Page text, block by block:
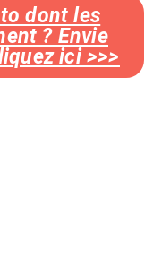
dont les
? Envie
ici >>>